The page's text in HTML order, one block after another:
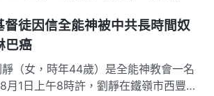
闖了進來衝她們大吼：「不許動！」隨即
手反扭背後戴上手銬，連同接待家家主
督徒因信全能神被中共長時間奴
巴癌
（女，時年44歲）是全能神教會一名
1日上午8時許，劉靜在鐵嶺市西豐縣